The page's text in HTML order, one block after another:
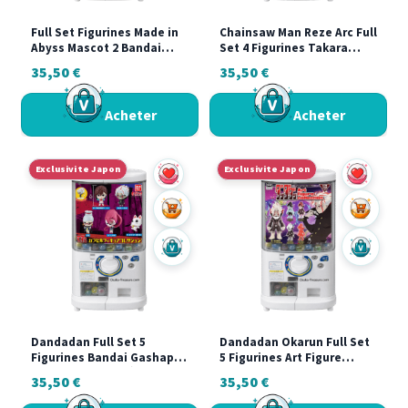
Full Set Figurines Made in
Abyss Mascot 2 Bandai
35,50 €
Acheter
Chainsaw Man Reze Arc Full
Set 4 Figurines Takara
Complète Gashapon
35,50 €
Acheter
Exclusivite Japon
Ajouter au panier
Acheter sur Vinted
Dandadan Full Set 5
Figurines Bandai Gashapon
35,50 €
Exclusivite Japon
Ajouter
Acheter
Dandadan Okarun Full Set
5 Figurines Art Figure
Gashapon Rare Japon
35,50 €